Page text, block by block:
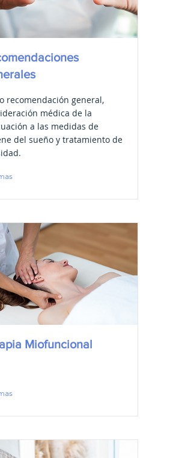
recomendación general,
médica de la
a las medidas de
del sueño y tratamiento de
Miofuncional